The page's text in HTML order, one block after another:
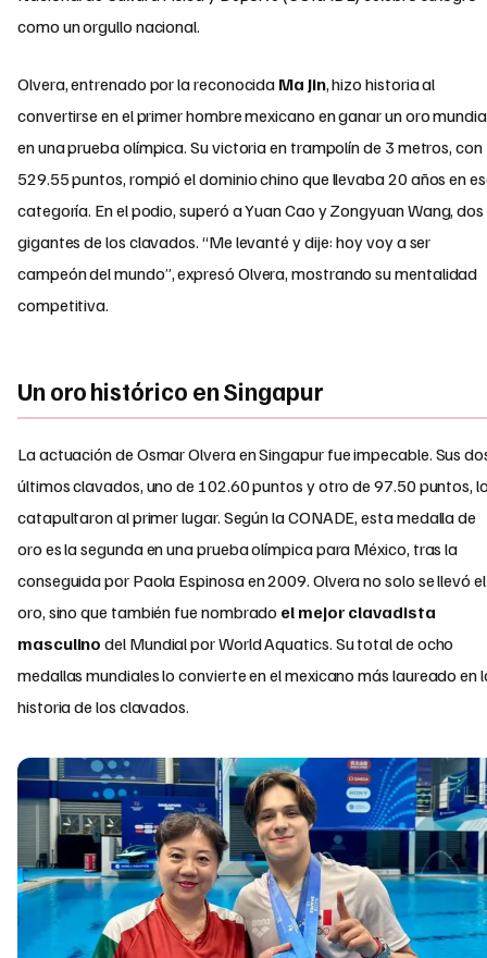
como un orgullo nacional.
Olvera, entrenado por la reconocida Ma Jin, hizo historia al
convertirse en el primer hombre mexicano en ganar un oro
en una prueba olímpica. Su victoria en trampolín de 3 metros, con
529.55 puntos, rompió el dominio chino que llevaba 20 años en
categoría. En el podio, superó a Yuan Cao y Zongyuan Wang, dos
gigantes de los clavados. “Me levanté y dije: hoy voy a ser
campeón del mundo”, expresó Olvera, mostrando su mentalidad
competitiva.
Un oro histórico en Singapur
La actuación de Osmar Olvera en Singapur fue impecable. Sus
últimos clavados, uno de 102.60 puntos y otro de 97.50 puntos,
catapultaron al primer lugar. Según la CONADE, esta medalla de
oro es la segunda en una prueba olímpica para México, tras la
conseguida por Paola Espinosa en 2009. Olvera no solo se llevó el
oro, sino que también fue nombrado el mejor clavadista
masculino del Mundial por World Aquatics. Su total de ocho
medallas mundiales lo convierte en el mexicano más laureado en
historia de los clavados.